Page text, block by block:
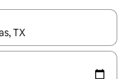
utilisez les flèches vers le